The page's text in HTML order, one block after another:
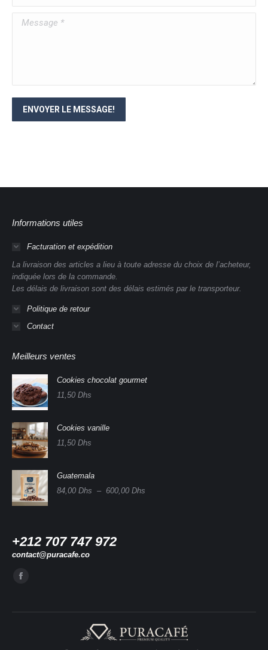
Message *
ENVOYER LE MESSAGE!
Informations utiles
Facturation et expédition
La livraison des articles a lieu à toute adresse du choix de l’acheteur,
indiquée lors de la commande.
Les délais de livraison sont des délais estimés par le transporteur.
Politique de retour
Contact
Meilleurs ventes
Cookies chocolat gourmet
11,50 Dhs
Cookies vanille
11,50 Dhs
Guatemala
84,00 Dhs – 600,00 Dhs
+212 707 747 972
contact@puracafe.co
Trouvez nous sur :
Facebook